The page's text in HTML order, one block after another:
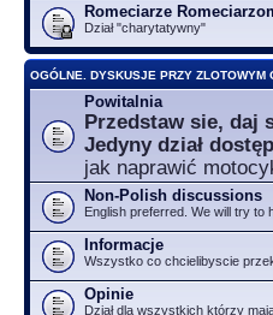
Romeciarze
Dział "charytatywny"
OGÓLNE. DYSKUSJE PRZY ZLOTOWYM
Powitalnia
Przedstaw sie, daj
Jedyny dział
jak naprawić
Non-Polish discussions
English preferred. We will try to
Informacje
Wszystko co chcielibyscie
Opinie
Dział dla wszystkich którzy